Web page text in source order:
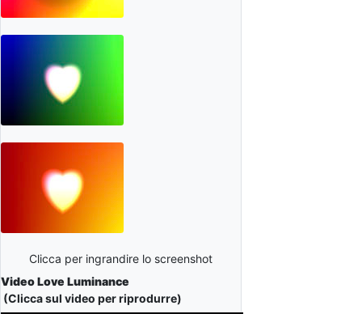
Clicca per ingrandire lo screenshot
Video Love Luminance
(Clicca sul video per riprodurre)